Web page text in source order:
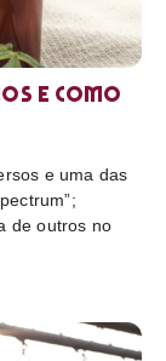
e como
e uma das
de outros no